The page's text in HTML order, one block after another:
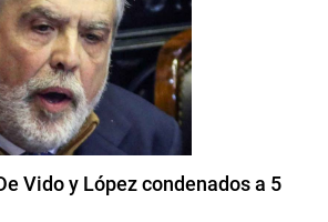
Vido y López condenados a 5